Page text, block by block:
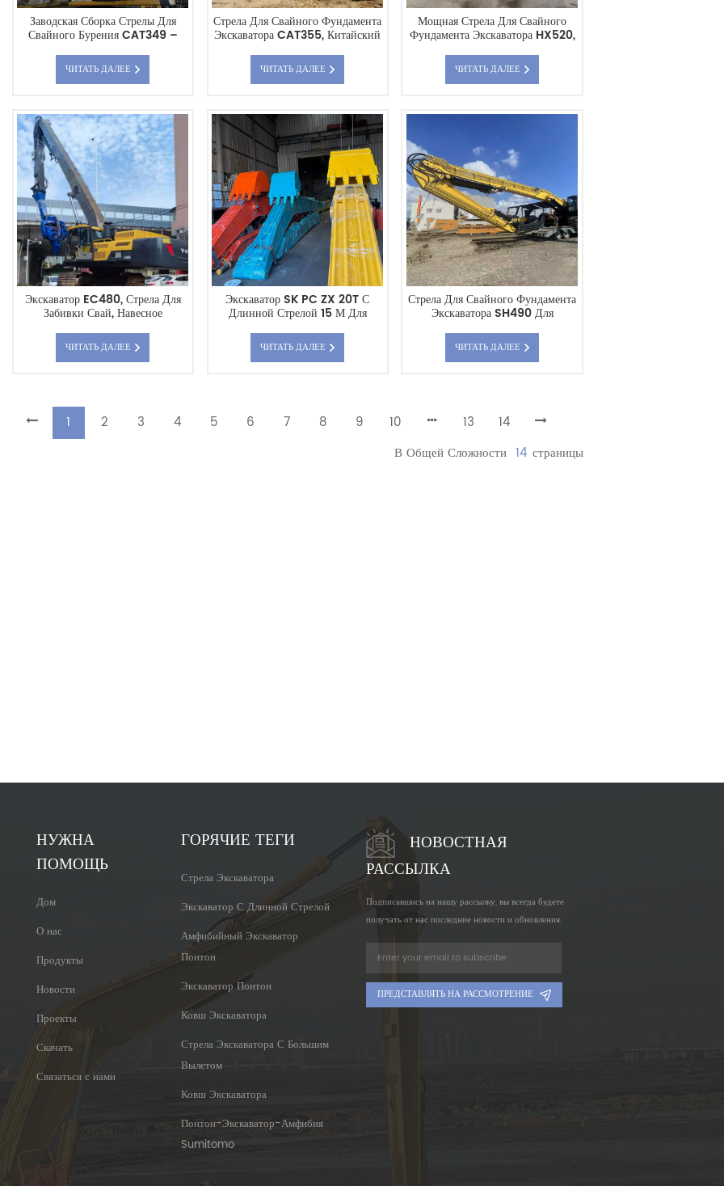
Заводская Сборка Стрелы Для
Свайного Бурения CAT349 –
Производитель: Китай.
ЧИТАТЬ ДАЛЕЕ
Стрела Для Свайного Фундамента
Экскаватора CAT355, Китайский
ЧИТАТЬ ДАЛЕЕ
Мощная Стрела Для Свайного
Фундамента Экскаватора HX520,
ЧИТАТЬ ДАЛЕЕ
Экскаватор EC480, Стрела Для
Забивки Свай, Навесное
По Забивке Свай.
ЧИТАТЬ ДАЛЕЕ
Экскаватор SK PC ZX 20T С
Длинной Стрелой 15 М Для
Глубокой Выемки Грунта.
ЧИТАТЬ ДАЛЕЕ
Стрела Для Свайного Фундамента
Экскаватора SH490 Для
Свайных Работ И Устройств
Фундаментов. Мощная
Конструкция, Прямые Поставки С
ЧИТАТЬ ДАЛЕЕ
1 2 3 4 5 6 7 8 9 10 13
14
В Общей Сложности 14 Страницы
НУЖНА
ПОМОЩЬ
Дом
О нас
Продукты
Новости
Проекты
Скачать
Связаться с нами
ГОРЯЧИЕ ТЕГИ
Стрела Экскаватора
Экскаватор С Длинной Стрелой
Амфибийный Экскаватор
Понтон
Экскаватор Понтон
Ковш Экскаватора
Стрела Экскаватора С Большим
Вылетом
Ковш Экскаватора
Понтон-Экскаватор-Амфибия
Sumitomo
НОВОСТНАЯ
РАССЫЛКА
Подписавшись на нашу рассылку, вы всегда будете
получать от нас последние новости и обновления.
ПРЕДСТАВЛЯТЬ НА РАССМОТРЕНИЕ